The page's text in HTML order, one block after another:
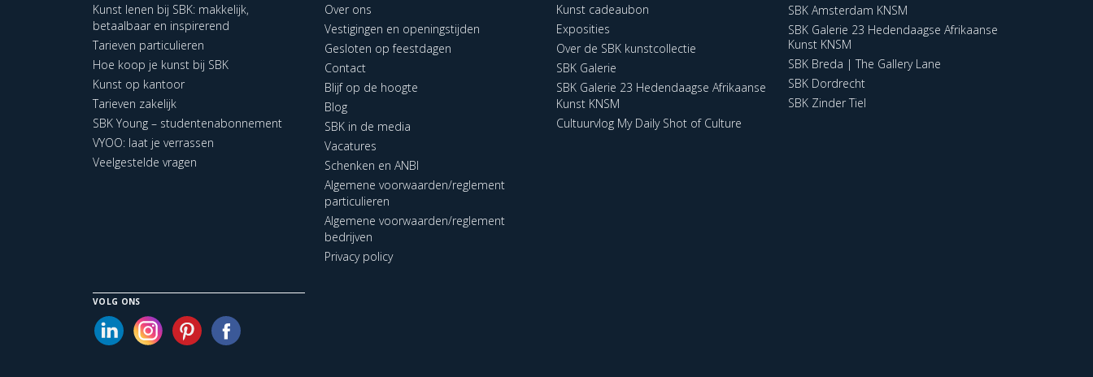
Kunst lenen bij SBK: makkelijk,
betaalbaar en inspirerend
Tarieven particulieren
Hoe koop je kunst bij SBK
Kunst op kantoor
Tarieven zakelijk
SBK Young – studentenabonnement
VYOO: laat je verrassen
Veelgestelde vragen
Over ons
Vestigingen en openingstijden
Gesloten op feestdagen
Contact
Blijf op de hoogte
Blog
SBK in de media
Vacatures
Schenken en ANBI
Algemene voorwaarden/reglement
particulieren
Algemene voorwaarden/reglement
bedrijven
Privacy policy
Kunst cadeaubon
Exposities
Over de SBK kunstcollectie
SBK Galerie
SBK Galerie 23 Hedendaagse Afrikaanse
Kunst KNSM
Cultuurvlog My Daily Shot of Culture
SBK Amsterdam KNSM
SBK Galerie 23 Hedendaagse Afrikaanse
Kunst KNSM
SBK Breda | The Gallery Lane
SBK Dordrecht
SBK Zinder Tiel
VOLG ONS